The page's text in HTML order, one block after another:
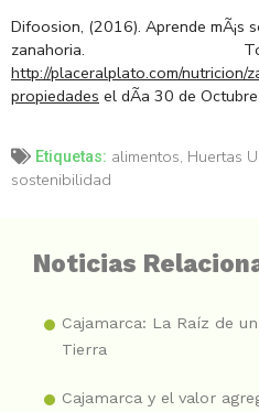
Difoosion, (2016). Aprende mÃ¡s
zanahoria.
http://placeralplato.com/nutricion/
propiedades el dÃ­a 30 de
Etiquetas: alimentos, Huertas
sostenibilidad
Noticias
Cajamarca: La Raíz de
Tierra
Cajamarca y el valor